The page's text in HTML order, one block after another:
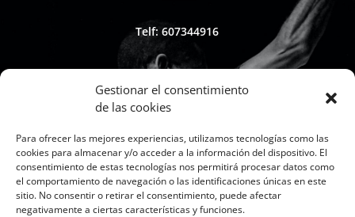
Gestionar el consentimiento
de las cookies
Para ofrecer las mejores experiencias, utilizamos tecnologías como las
cookies para almacenar y/o acceder a la información del dispositivo. El
consentimiento de estas tecnologías nos permitirá procesar datos como
el comportamiento de navegación o las identificaciones únicas en este
sitio. No consentir o retirar el consentimiento, puede afectar
negativamente a ciertas características y funciones.
Telf: 607344916

Whapsap: 607344916